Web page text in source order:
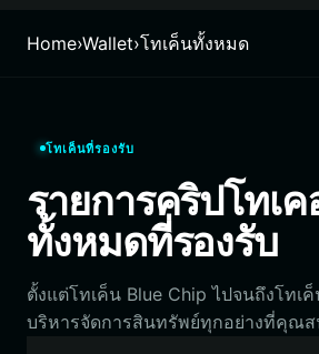
Français
Português (Portugal)
ภาษาไทย
Español
Português (Brasil)
Español (Argentina)
Home›Wallet›โทเค็นทั้งหมด
โทเค็นที่รองรับ
รายการคริปโทเค
ทั้งหมดที่รองรับ
ตั้งแต่โทเค็น Blue Chip ไปจนถึงโทเ
บริหารจัดการสินทรัพย์ทุกอย่างที่คุณส